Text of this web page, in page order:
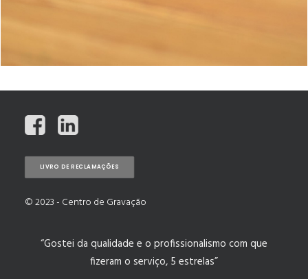
LIVRO DE RECLAMAÇÕES
© 2023 - Centro de Gravação
“Gostei da qualidade e o profissionalismo com que
fizeram o serviço, 5 estrelas”